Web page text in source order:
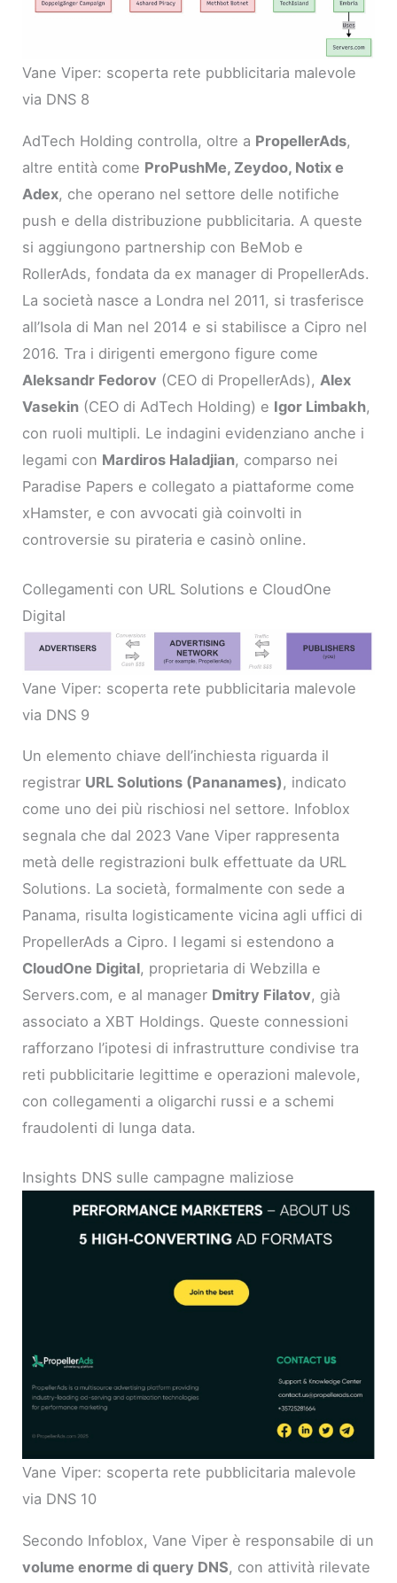
Vane Viper: scoperta rete pubblicitaria malevole
via DNS 8
AdTech Holding controlla, oltre a PropellerAds,
altre entità come ProPushMe, Zeydoo, Notix e
Adex, che operano nel settore delle notifiche
push e della distribuzione pubblicitaria. A queste
si aggiungono partnership con BeMob e
RollerAds, fondata da ex manager di PropellerAds.
La società nasce a Londra nel 2011, si trasferisce
all’Isola di Man nel 2014 e si stabilisce a Cipro nel
2016. Tra i dirigenti emergono figure come
Aleksandr Fedorov (CEO di PropellerAds), Alex
Vasekin (CEO di AdTech Holding) e Igor Limbakh,
con ruoli multipli. Le indagini evidenziano anche i
legami con Mardiros Haladjian, comparso nei
Paradise Papers e collegato a piattaforme come
xHamster, e con avvocati già coinvolti in
controversie su pirateria e casinò online.
Collegamenti con URL Solutions e CloudOne
Digital
Vane Viper: scoperta rete pubblicitaria malevole
via DNS 9
Un elemento chiave dell’inchiesta riguarda il
registrar URL Solutions (Pananames), indicato
come uno dei più rischiosi nel settore. Infoblox
segnala che dal 2023 Vane Viper rappresenta
metà delle registrazioni bulk effettuate da URL
Solutions. La società, formalmente con sede a
Panama, risulta logisticamente vicina agli uffici di
PropellerAds a Cipro. I legami si estendono a
CloudOne Digital, proprietaria di Webzilla e
Servers.com, e al manager Dmitry Filatov, già
associato a XBT Holdings. Queste connessioni
rafforzano l’ipotesi di infrastrutture condivise tra
reti pubblicitarie legittime e operazioni malevole,
con collegamenti a oligarchi russi e a schemi
fraudolenti di lunga data.
Insights DNS sulle campagne maliziose
Vane Viper: scoperta rete pubblicitaria malevole
via DNS 10
Secondo Infoblox, Vane Viper è responsabile di un
volume enorme di query DNS, con attività rilevate